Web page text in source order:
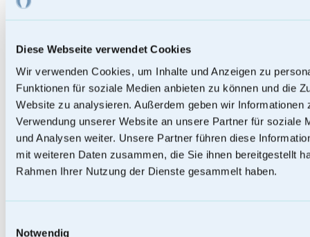
Diese Webseite verwendet Cookies
Wir verwenden Cookies, um Inhalte und Anzeigen zu
Funktionen für soziale Medien anbieten zu können und die
Website zu analysieren. Außerdem geben wir Informationen
Verwendung unserer Website an unsere Partner für soziale
und Analysen weiter. Unsere Partner führen diese
mit weiteren Daten zusammen, die Sie ihnen bereitgestellt
Rahmen Ihrer Nutzung der Dienste gesammelt haben.
Notwendig
Papierurnen